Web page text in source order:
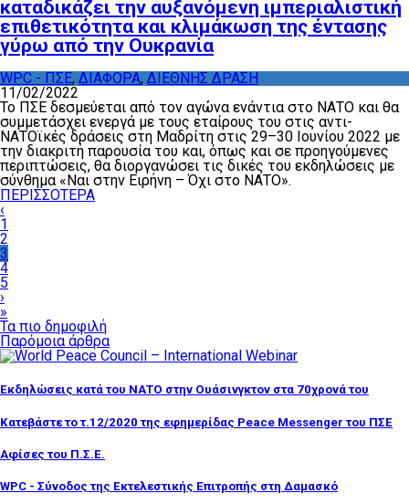
καταδικάζει την αυξανόμενη ιμπεριαλιστική
επιθετικότητα και κλιμάκωση της έντασης
γύρω από την Ουκρανία
WPC - ΠΣΕ, ΔΙΑΦΟΡΑ, ΔΙΕΘΝΗΣ ΔΡΑΣΗ
11/02/2022
Το ΠΣΕ δεσμεύεται από τον αγώνα ενάντια στο ΝΑΤΟ και θα
συμμετάσχει ενεργά με τους εταίρους του στις αντι-
ΝΑΤΟϊκές δράσεις στη Μαδρίτη στις 29–30 Ιουνίου 2022 με
την διακριτή παρουσία του και, όπως και σε προηγούμενες
περιπτώσεις, θα διοργανώσει τις δικές του εκδηλώσεις με
σύνθημα «Ναι στην Ειρήνη – Όχι στο ΝΑΤΟ».
ΠΕΡΙΣΣΟΤΕΡΑ
‹
1
2
3
4
5
›
»
Τα πιο δημοφιλή
Παρόμοια άρθρα
Εκδηλώσεις κατά του ΝΑΤΟ στην Ουάσινγκτον στα 70χρονά του
Κατεβάστε το τ.12/2020 της εφημερίδας Peace Messenger του ΠΣΕ
Αφίσες του Π.Σ.Ε.
WPC - Σύνοδος της Εκτελεστικής Επιτροπής στη Δαμασκό